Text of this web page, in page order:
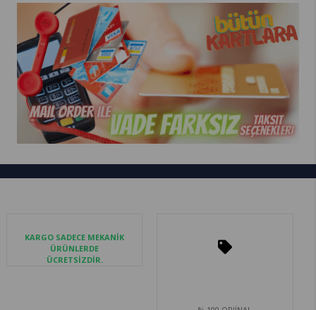
KARGO SADECE MEKANİK
ÜRÜNLERDE
ÜCRETSİZDİR.